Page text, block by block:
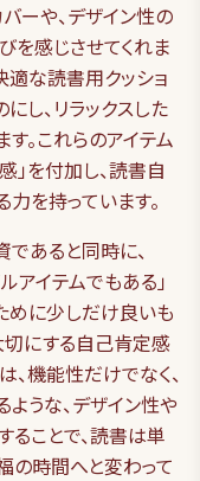
ーや、デザイン性の
を感じさせてくれま
適な読書用クッショ
し、リラックスした
。これらのアイテム
」を付加し、読書自
を持っています。
であると同時に、
アイテムでもある」
めに少しだけ良いも
切にする自己肯定感
、機能性だけでなく、
ような、デザイン性や
ることで、読書は単
の時間へと変わって